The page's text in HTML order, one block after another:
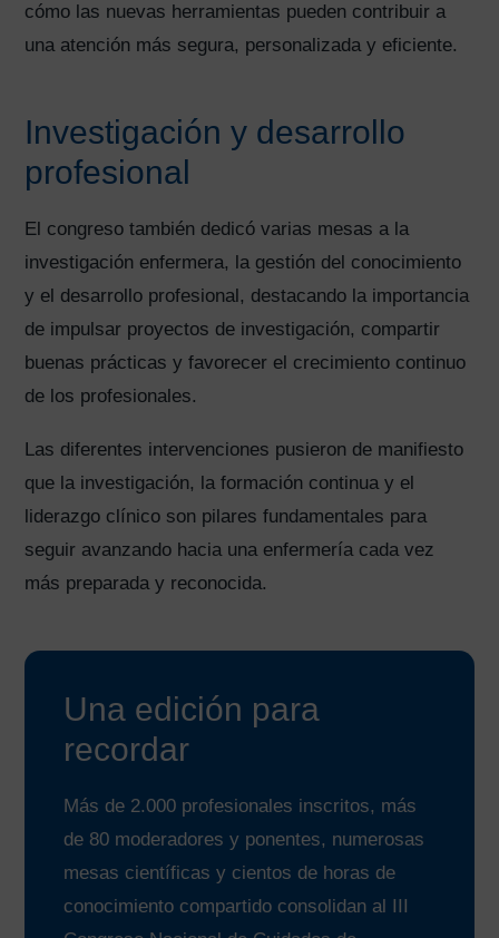
cómo las nuevas herramientas pueden contribuir a
una atención más segura, personalizada y eficiente.
Investigación y desarrollo
profesional
El congreso también dedicó varias mesas a la
investigación enfermera, la gestión del conocimiento
y el desarrollo profesional, destacando la importancia
de impulsar proyectos de investigación, compartir
buenas prácticas y favorecer el crecimiento continuo
de los profesionales.
Las diferentes intervenciones pusieron de manifiesto
que la investigación, la formación continua y el
liderazgo clínico son pilares fundamentales para
seguir avanzando hacia una enfermería cada vez
más preparada y reconocida.
Una edición para
recordar
Más de 2.000 profesionales inscritos, más
de 80 moderadores y ponentes, numerosas
mesas científicas y cientos de horas de
conocimiento compartido consolidan al III